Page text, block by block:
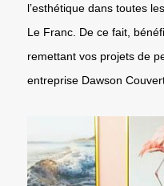
l’esthétique dans toutes
Le Franc. De ce fait,
remettant vos projets de
entreprise Dawson